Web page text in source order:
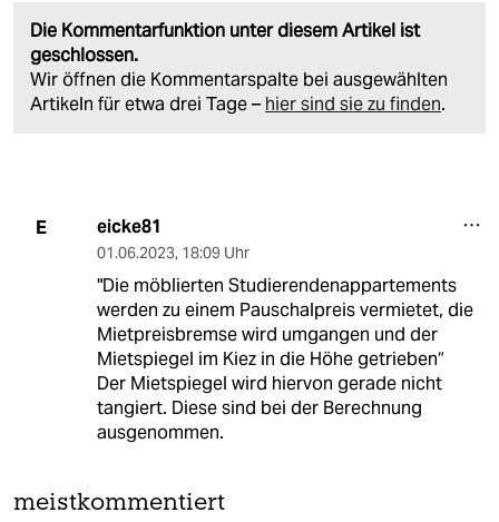
Die Kommentarfunktion unter diesem Artikel ist
geschlossen.
Wir öffnen die Kommentarspalte bei ausgewählten
Artikeln für etwa drei Tage – hier sind sie zu finden.
E eicke81
01.06.2023, 18:09 Uhr
"Die möblierten Studierendenappartements
werden zu einem Pauschalpreis vermietet, die
Mietpreisbremse wird umgangen und der
Mietspiegel im Kiez in die Höhe getrieben“
Der Mietspiegel wird hiervon gerade nicht
tangiert. Diese sind bei der Berechnung
ausgenommen.
meistkommentiert